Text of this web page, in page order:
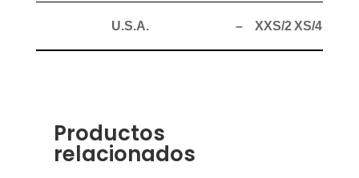
U.S.A. – XXS/2XS/4
Productos
relacionados